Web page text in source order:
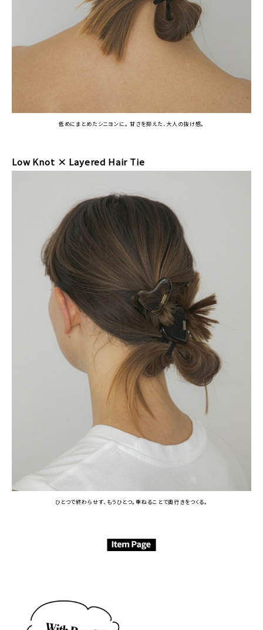
低めにまとめたシニヨンに。 甘さを抑えた、大人の抜け感。
Low Knot × Layered Hair Tie
ひとつで終わらせず、もうひとつ。重ねることで奥行きをつくる。